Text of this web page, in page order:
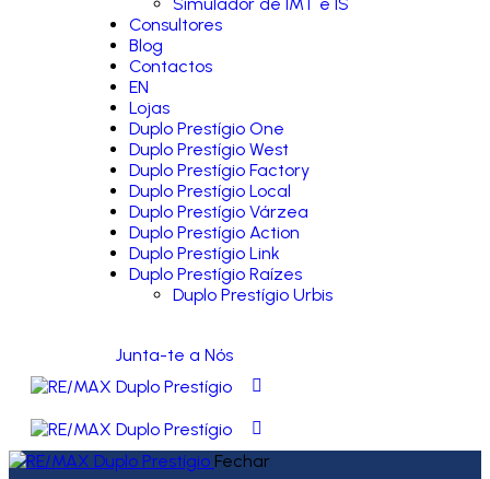
Consultores
Blog
Contactos
EN
Lojas
Duplo Prestígio One
Duplo Prestígio West
Duplo Prestígio Factory
Duplo Prestígio Local
Duplo Prestígio Várzea
Duplo Prestígio Action
Duplo Prestígio Link
Duplo Prestígio Raízes
Duplo Prestígio Urbis
Junta-te a Nós
Fechar